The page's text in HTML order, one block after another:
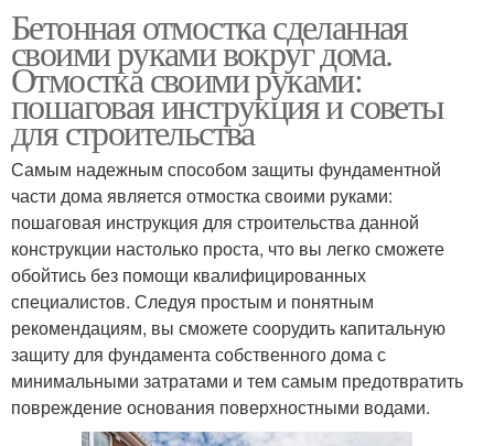
Бетонная отмостка сделанная
своими руками вокруг дома.
Отмостка своими руками:
пошаговая инструкция и советы
для строительства
Самым надежным способом защиты фундаментной
части дома является отмостка своими руками:
пошаговая инструкция для строительства данной
конструкции настолько проста, что вы легко сможете
обойтись без помощи квалифицированных
специалистов. Следуя простым и понятным
рекомендациям, вы сможете соорудить капитальную
защиту для фундамента собственного дома с
минимальными затратами и тем самым предотвратить
повреждение основания поверхностными водами.